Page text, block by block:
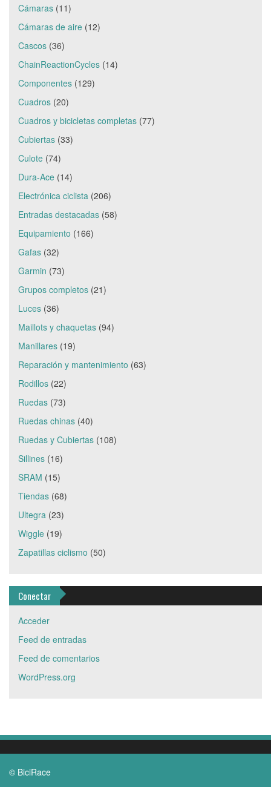
Cámaras (11)
Cámaras de aire (12)
Cascos (36)
ChainReactionCycles (14)
Componentes (129)
Cuadros (20)
Cuadros y bicicletas completas (77)
Cubiertas (33)
Culote (74)
Dura-Ace (14)
Electrónica ciclista (206)
Entradas destacadas (58)
Equipamiento (166)
Gafas (32)
Garmin (73)
Grupos completos (21)
Luces (36)
Maillots y chaquetas (94)
Manillares (19)
Reparación y mantenimiento (63)
Rodillos (22)
Ruedas (73)
Ruedas chinas (40)
Ruedas y Cubiertas (108)
Sillines (16)
SRAM (15)
Tiendas (68)
Ultegra (23)
Wiggle (19)
Zapatillas ciclismo (50)
Conectar
Acceder
Feed de entradas
Feed de comentarios
WordPress.org
© BiciRace